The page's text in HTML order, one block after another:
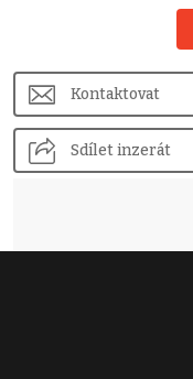
Kontaktovat
Sdílet inzerát